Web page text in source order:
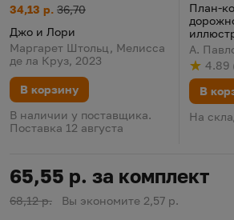
Джо и Лори
Цена:
34,13 р.
Старая цена:
36,70
Джо и Лори
Маргарет Штольц, Мелисса
де ла Круз, 2023
В корзину
В наличии у поставщика.
Поставка 12 августа
План-
А.
Рейтинг
4.89
из 5
по
голосов
В
На
65,55 р. за комплект
68,12 р. Вы экономите 2,57 р.